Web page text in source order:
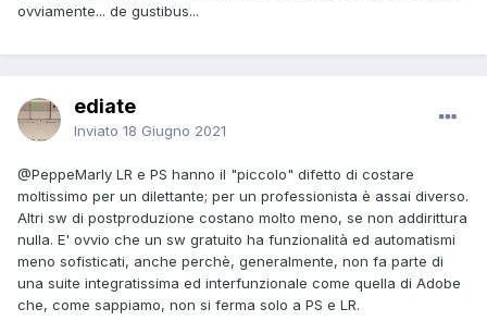
ovviamente... de gustibus...
ediate
Inviato 18 Giugno 2021
@PeppeMarly LR e PS hanno il "piccolo" difetto di costare
moltissimo per un dilettante; per un professionista è assai diverso.
Altri sw di postproduzione costano molto meno, se non addirittura
nulla. E' ovvio che un sw gratuito ha funzionalità ed automatismi
meno sofisticati, anche perchè, generalmente, non fa parte di
una suite integratissima ed interfunzionale come quella di Adobe
che, come sappiamo, non si ferma solo a PS e LR.